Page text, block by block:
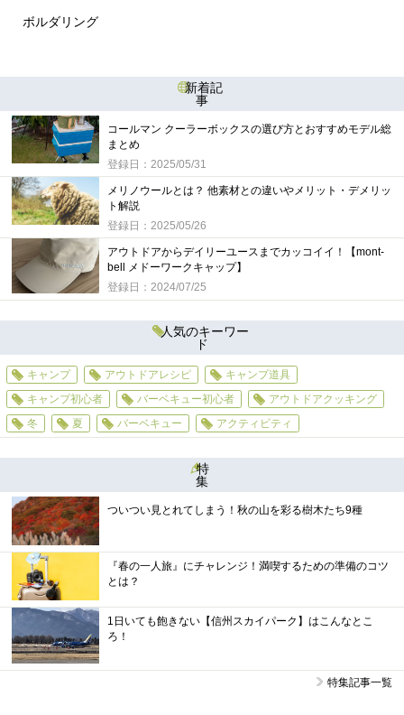
ボルダリング
新着記
事
コールマン クーラーボックスの選び方とおすすめモデル総
まとめ
登録日：2025/05/31
メリノウールとは？ 他素材との違いやメリット・デメリッ
ト解説
登録日：2025/05/26
アウトドアからデイリーユースまでカッコイイ！【mont-
bell メドーワークキャップ】
登録日：2024/07/25
人気のキーワー
ド
キャンプ アウトドアレシピ
キャンプ道具
キャンプ初心者
バーベキュー初心者
アウトドアクッキング
冬
夏 バーベキュー アクティビティ
特
集
ついつい見とれてしまう！秋の山を彩る樹木たち9種
『春の一人旅』にチャレンジ！満喫するための準備のコツ
とは？
1日いても飽きない【信州スカイパーク】はこんなとこ
ろ！
特集記事一覧